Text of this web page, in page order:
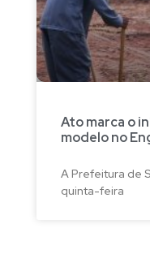
Ato marca o
modelo no
A Prefeitura de
quinta-feira